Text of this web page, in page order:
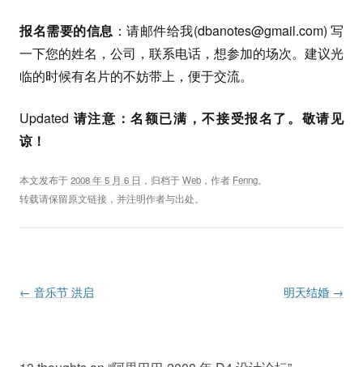
报名需要的信息 ：请邮件给我(dbanotes@gmail.com) 写
一下您的姓名，公司，联系电话，想参加的场次。建议光
临的时候有名片的不妨带上，便于交流。
Updated 请注意：名额已满，不接受报名了。敬请见
谅！
本文发布于2008 年 5 月 6 日 ，归档于Web ，作者 Fenng。
转载请保留原文链接，并注明作者与出处。
Post navigation
← 音乐节 洪启 明天结婚 →